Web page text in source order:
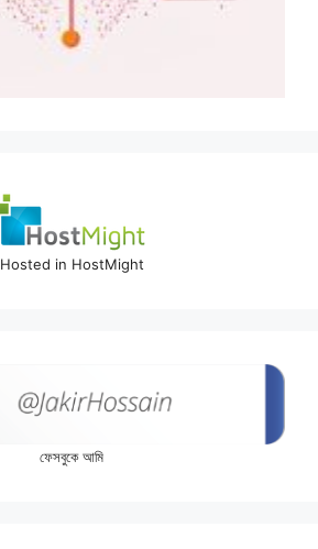
Hosted in HostMight
ফেসবুকে আমি